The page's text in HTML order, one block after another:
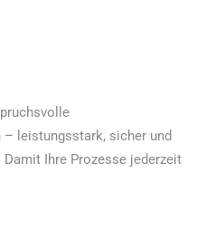
leistungsstark, sicher und
Ihre Prozesse jederzeit